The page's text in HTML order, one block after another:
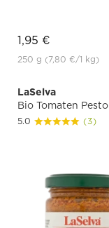
1,95 €
250 g (7,80 €/1 kg)
LaSelva
Bio Tomaten Pesto
5.0 (3)